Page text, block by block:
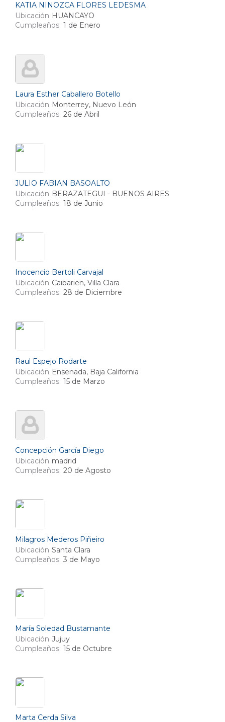
KATIA NINOZCA FLORES LEDESMA
Ubicación HUANCAYO
Cumpleaños: 1 de Enero
Laura Esther Caballero Botello
Ubicación Monterrey, Nuevo León
Cumpleaños: 26 de Abril
JULIO FABIAN BASOALTO
Ubicación BERAZATEGUI - BUENOS AIRES
Cumpleaños: 18 de Junio
Inocencio Bertoli Carvajal
Ubicación Caibarien, Villa Clara
Cumpleaños: 28 de Diciembre
Raul Espejo Rodarte
Ubicación Ensenada, Baja California
Cumpleaños: 15 de Marzo
Concepción García Diego
Ubicación madrid
Cumpleaños: 20 de Agosto
Milagros Mederos Piñeiro
Ubicación Santa Clara
Cumpleaños: 3 de Mayo
María Soledad Bustamante
Ubicación Jujuy
Cumpleaños: 15 de Octubre
Marta Cerda Silva